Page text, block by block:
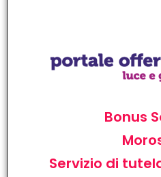
Bonus
Servizio di